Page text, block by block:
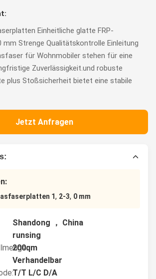
Einheitliche glatte FRP-
mm Strenge Qualitätskontrolle Einleitung
für Wohnmobiler stehen für eine
Zuverlässigkeit.und robuste
plus Stoßsicherheit bietet eine stabile
Jetzt Anfragen
1, 2-3, 0 mm
Shandong ， China
runsing
200qm
Verhandelbar
T/T L/C D/A